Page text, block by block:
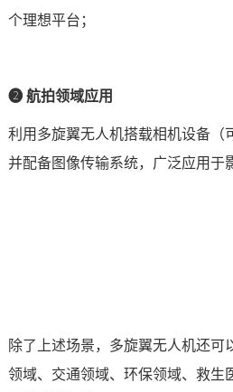
个理想平台；
❷ 航拍领域应用
利用多旋翼无人机搭载相机设备（
并配备图像传输系统，广泛应用于
除了上述场景，多旋翼无人机还可
领域、交通领域、环保领域、救生